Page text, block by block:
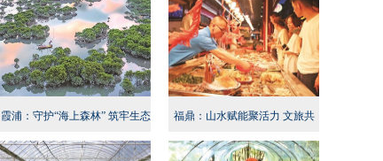
开
霞浦：守护“海上森林” 筑牢生态
屏障
福鼎：山水赋能聚活力 文旅共
兴启新程